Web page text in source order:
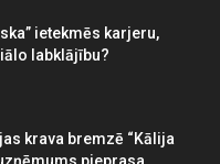
ietekmēs karjeru,
labklājību?
krava bremzē “Kālija
pieprasa